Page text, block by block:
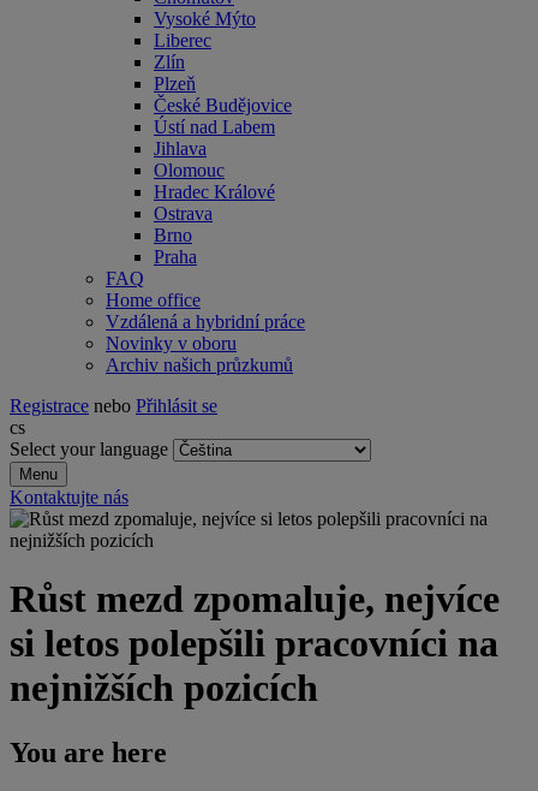
Vysoké Mýto
Liberec
Zlín
Plzeň
České Budějovice
Ústí nad Labem
Jihlava
Olomouc
Hradec Králové
Ostrava
Brno
Praha
FAQ
Home office
Vzdálená a hybridní práce
Novinky v oboru
Archiv našich průzkumů
Registrace nebo Přihlásit se
cs
Select your language
Menu
Kontaktujte nás
Růst mezd zpomaluje, nejvíce
si letos polepšili pracovníci na
nejnižších pozicích
You are here